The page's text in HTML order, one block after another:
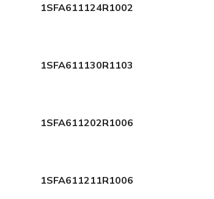
1SFA611124R1002
1SFA611130R1103
1SFA611202R1006
1SFA611211R1006